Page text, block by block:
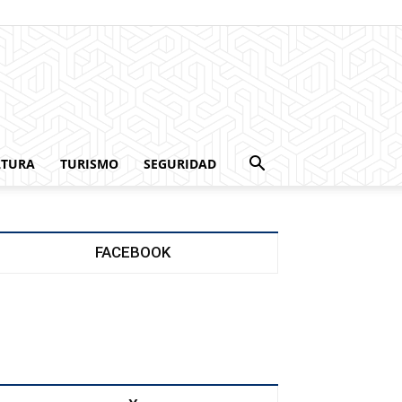
TURISMO SEGURIDAD
FACEBOOK